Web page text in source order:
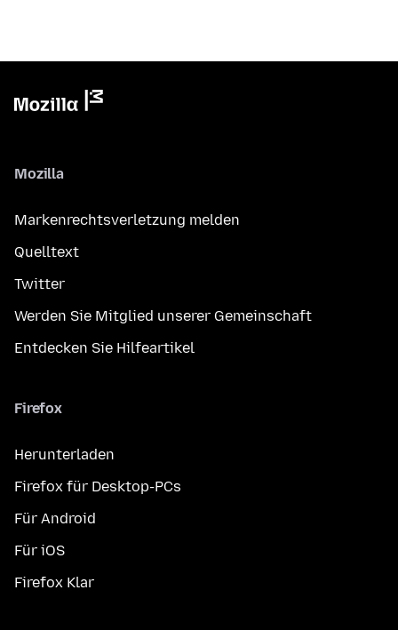
Mozilla
Markenrechtsverletzung melden
Quelltext
Twitter
Werden Sie Mitglied unserer Gemeinschaft
Entdecken Sie Hilfeartikel
Firefox
Herunterladen
Firefox für Desktop-PCs
Für Android
Für iOS
Firefox Klar